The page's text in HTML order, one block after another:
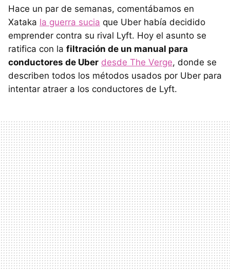
Hace un par de semanas, comentábamos en
Xataka la guerra sucia que Uber había decidido
emprender contra su rival Lyft. Hoy el asunto se
ratifica con la filtración de un manual para
conductores de Uber desde The Verge, donde se
describen todos los métodos usados por Uber para
intentar atraer a los conductores de Lyft.